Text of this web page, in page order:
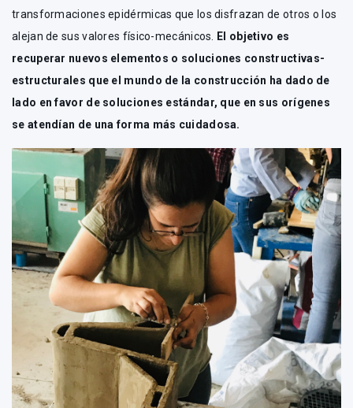
transformaciones epidérmicas que los disfrazan de otros o los
alejan de sus valores físico-mecánicos. El objetivo es
recuperar nuevos elementos o soluciones constructivas-
estructurales que el mundo de la construcción ha dado de
lado en favor de soluciones estándar, que en sus orígenes
se atendían de una forma más cuidadosa.